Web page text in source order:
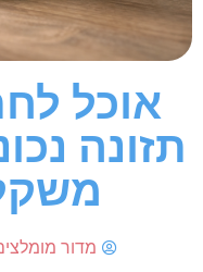
אוכל
תזונה
מדור